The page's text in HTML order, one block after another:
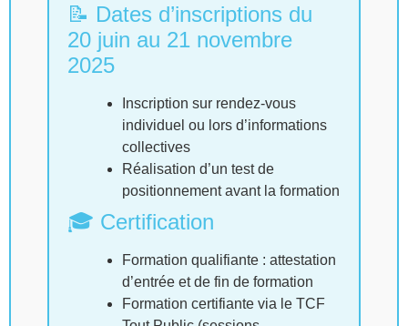
📝 Dates d’inscriptions du
20 juin au 21 novembre
2025
Inscription sur rendez-vous
individuel ou lors d’informations
collectives
Réalisation d’un test de
positionnement avant la formation
🎓 Certification
Formation qualifiante : attestation
d’entrée et de fin de formation
Formation certifiante via le TCF